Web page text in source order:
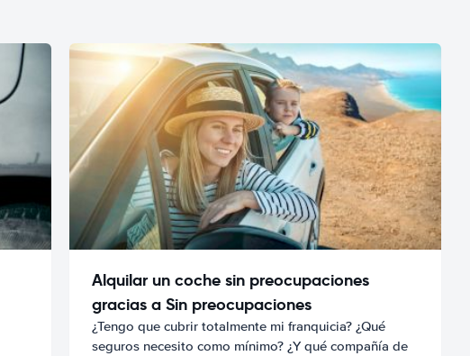
Alquilar un coche sin preocupaciones
gracias a Sin preocupaciones
¿Tengo que cubrir totalmente mi franquicia? ¿Qué
seguros necesito como mínimo? ¿Y qué compañía de